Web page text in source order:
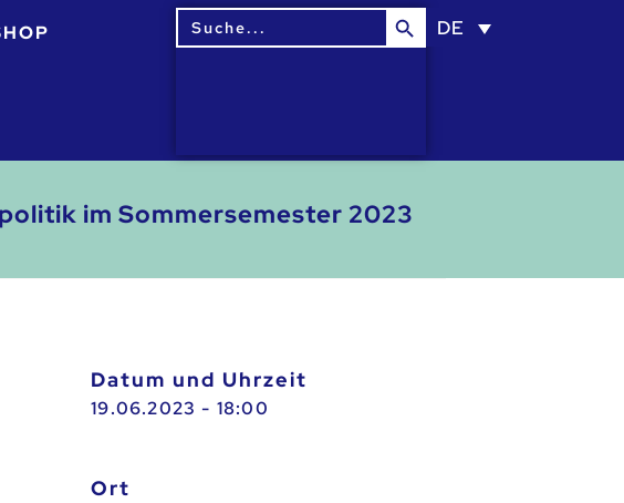
Search
for:
Search Button
DE
im Sommersemester 2023
Datum und Uhrzeit
19.06.2023 - 18:00
Ort